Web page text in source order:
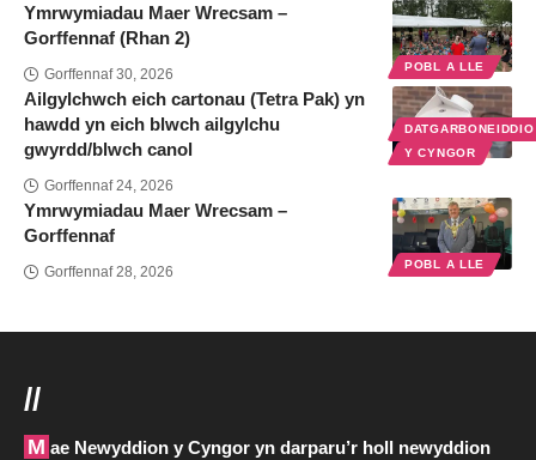
POBL A LLE
Ymrwymiadau Maer Wrecsam –
Gorffennaf (Rhan 2)
Gorffennaf 30, 2026
Y CYNGOR
Ailgylchwch eich cartonau (Tetra Pak) yn
hawdd yn eich blwch ailgylchu
gwyrdd/blwch canol
Gorffennaf 24, 2026
POBL A LLE
Ymrwymiadau Maer Wrecsam –
Gorffennaf
Gorffennaf 28, 2026
//
Mae Newyddion y Cyngor yn darparu’r holl newyddion